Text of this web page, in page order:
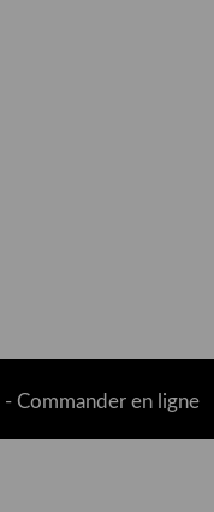
- Commander en ligne